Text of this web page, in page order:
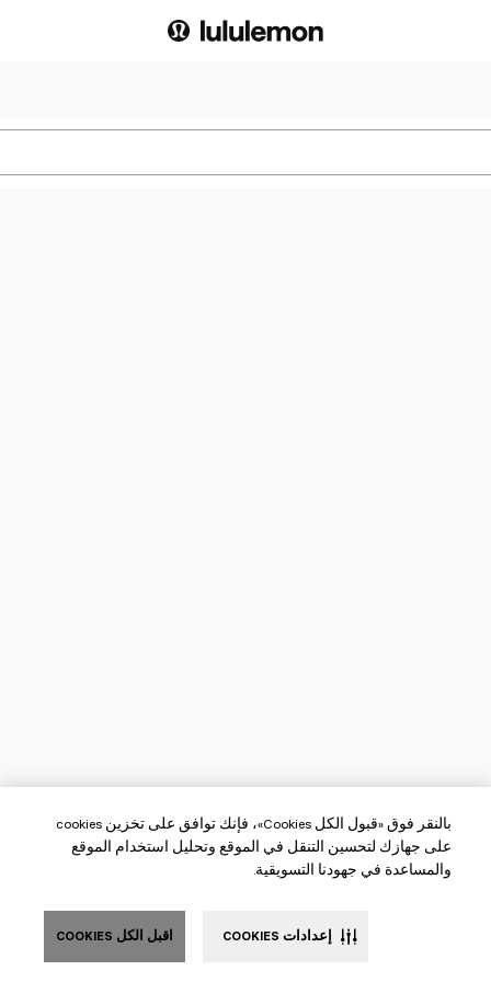
بالنقر فوق «قبول الكل Cookies»، فإنك توافق على تخزين cookies
على جهازك لتحسين التنقل في الموقع وتحليل استخدام الموقع
والمساعدة في جهودنا التسويقية.
اقبل الكل COOKIES إعدادات COOKIES